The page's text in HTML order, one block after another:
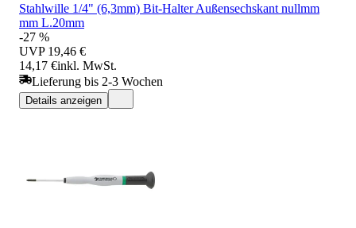
Stahlwille 1/4" (6,3mm) Bit-Halter Außensechskant nullmm
mm L.20mm
-27 %
UVP 19,46 €
14,17 €inkl. MwSt.
Lieferung bis 2-3 Wochen
Details anzeigen